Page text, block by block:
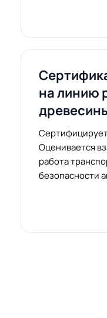
на линию
Оценивается
работа
безопасности